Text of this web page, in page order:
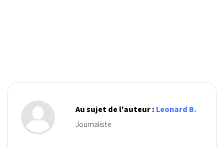
Au sujet de l'auteur : Leonard B.
Journaliste